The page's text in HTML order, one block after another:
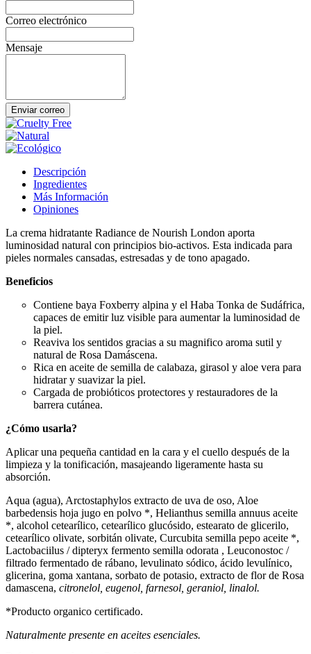
Correo electrónico
Mensaje
Enviar correo
Descripción
Ingredientes
Más Información
Opiniones
La crema hidratante Radiance de Nourish London aporta
luminosidad natural con principios bio-activos. Esta indicada para
pieles normales cansadas, estresadas y de tono apagado.
Beneficios
Contiene baya Foxberry alpina y el Haba Tonka de Sudáfrica,
capaces de emitir luz visible para aumentar la luminosidad de
la piel.
Reaviva los sentidos gracias a su magnifico aroma sutil y
natural de Rosa Damáscena.
Rica en aceite de semilla de calabaza, girasol y aloe vera para
hidratar y suavizar la piel.
Cargada de probióticos protectores y restauradores de la
barrera cutánea.
¿Cómo usarla?
Aplicar una pequeña cantidad en la cara y el cuello después de la
limpieza y la tonificación, masajeando ligeramente hasta su
absorción.
Aqua (agua), Arctostaphylos extracto de uva de oso, Aloe
barbedensis hoja jugo en polvo *, Helianthus semilla annuus aceite
*, alcohol cetearílico, cetearílico glucósido, estearato de glicerilo,
cetearílico olivate, sorbitán olivate, Curcubita semilla pepo aceite *,
Lactobaciilus / dipteryx fermento semilla odorata , Leuconostoc /
filtrado fermentado de rábano, levulinato sódico, ácido levulínico,
glicerina, goma xantana, sorbato de potasio, extracto de flor de Rosa
damascena, citronelol, eugenol, farnesol, geraniol, linalol.
*Producto organico certificado.
Naturalmente presente en aceites esenciales.